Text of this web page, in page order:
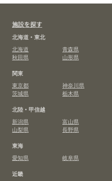
施設を探す
北海道・東北
北海道
青森県
秋田県
山形県
関東
東京都
神奈川県
茨城県
栃木県
北陸・甲信越
新潟県
富山県
山梨県
長野県
東海
愛知県
岐阜県
近畿